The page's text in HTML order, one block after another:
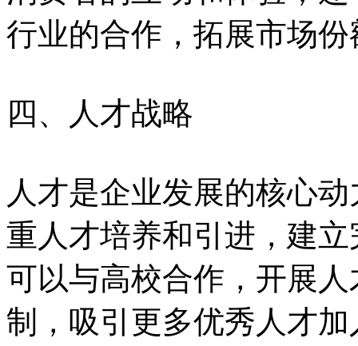
行业的合作，拓展市场份
四、人才战略
人才是企业发展的核心
重人才培养和引进，建
可以与高校合作，开展
制，吸引更多优秀人才